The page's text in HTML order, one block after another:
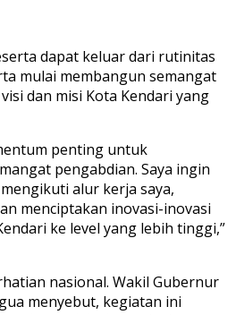
dapat keluar dari rutinitas
mulai membangun semangat
dan misi Kota Kendari yang
penting untuk
pengabdian. Saya ingin
alur kerja saya,
menciptakan inovasi-inovasi
ke level yang lebih tinggi,”
nasional. Wakil Gubernur
menyebut, kegiatan ini